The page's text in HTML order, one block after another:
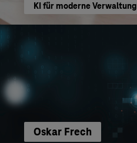
KI für moderne Verwaltung
Oskar Frech